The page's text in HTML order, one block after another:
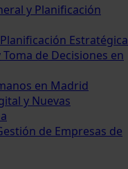
y Planificación
Estratégica
de Decisiones en
en Madrid
y Nuevas
de Empresas de